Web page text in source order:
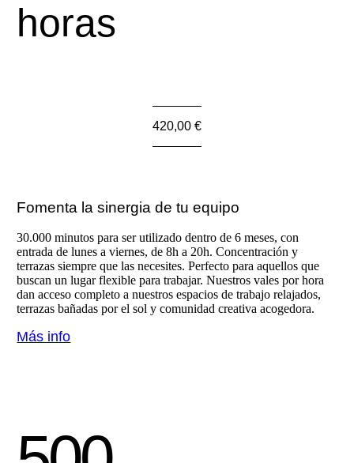
horas
420,00 €
Fomenta la sinergia de tu equipo
30.000 minutos para ser utilizado dentro de 6 meses, con
entrada de lunes a viernes, de 8h a 20h. Concentración y
terrazas siempre que las necesites. Perfecto para aquellos que
buscan un lugar flexible para trabajar. Nuestros vales por hora
dan acceso completo a nuestros espacios de trabajo relajados,
terrazas bañadas por el sol y comunidad creativa acogedora.
Más info